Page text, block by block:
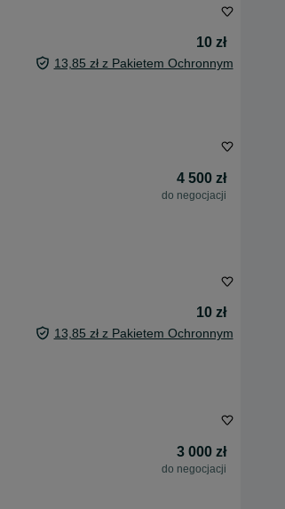
10 zł
13,85 zł z Pakietem Ochronnym
4 500 zł
do negocjacji
10 zł
13,85 zł z Pakietem Ochronnym
3 000 zł
do negocjacji